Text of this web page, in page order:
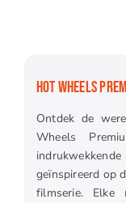
HOT WHEELS
Ontdek de
Wheels
geïnspireerd op
filmserie. Elke